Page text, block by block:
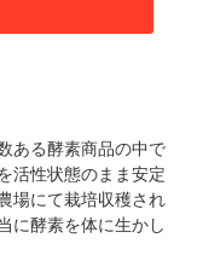
ある酵素商品の中で
活性状態のまま安定
場にて栽培収穫され
に酵素を体に生かし